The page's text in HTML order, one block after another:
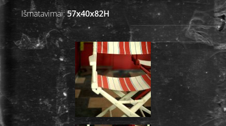
Išmatavimai:57x40x82H